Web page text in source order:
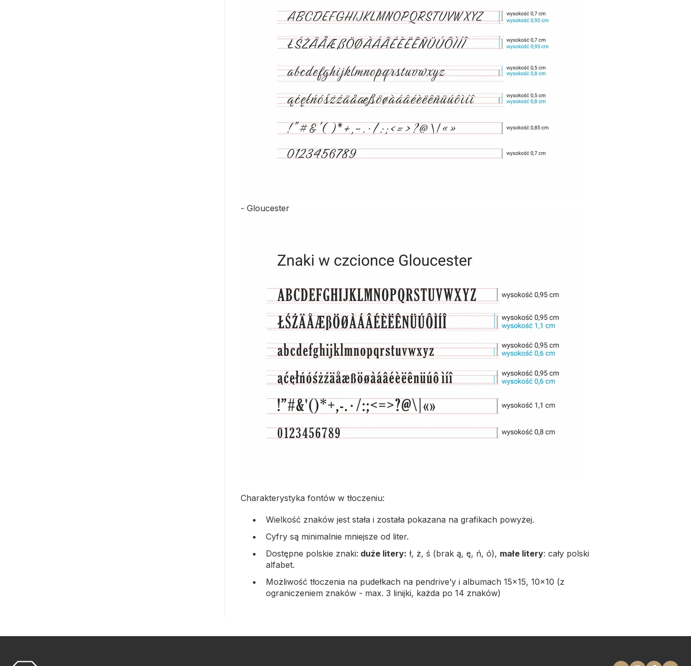
- Gloucester
Charakterystyka fontów w tłoczeniu:
Wielkość znaków jest stała i została pokazana na grafikach powyżej.
Cyfry są minimalnie mniejsze od liter.
Dostępne polskie znaki: duże litery: ł, ż, ś (brak ą, ę, ń, ó), małe litery: cały polski
alfabet.
Możliwość tłoczenia na pudełkach na pendrive’y i albumach 15x15, 10x10 (z
ograniczeniem znaków - max. 3 linijki, każda po 14 znaków)